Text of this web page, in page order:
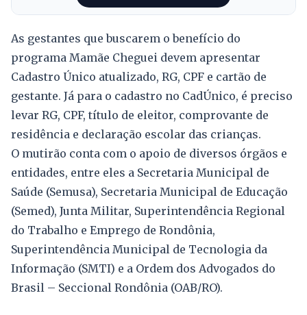
As gestantes que buscarem o benefício do
programa Mamãe Cheguei devem apresentar
Cadastro Único atualizado, RG, CPF e cartão de
gestante. Já para o cadastro no CadÚnico, é preciso
levar RG, CPF, título de eleitor, comprovante de
residência e declaração escolar das crianças.
O mutirão conta com o apoio de diversos órgãos e
entidades, entre eles a Secretaria Municipal de
Saúde (Semusa), Secretaria Municipal de Educação
(Semed), Junta Militar, Superintendência Regional
do Trabalho e Emprego de Rondônia,
Superintendência Municipal de Tecnologia da
Informação (SMTI) e a Ordem dos Advogados do
Brasil – Seccional Rondônia (OAB/RO).